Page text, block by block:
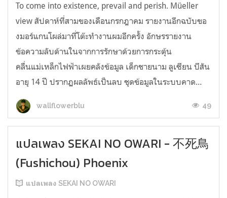
To come into existence, prevail and perish. Müeller
view สัปดาห์ที่สามของเดือนกรกฎาคม รายงานอีกฉบับขอ
งมอร์แกนโผล่มาที่โต๊ะทำงานผมอีกครั้ง อักษรรายงาน
ข้อความลับด้านในจากการรักษาด้วยการกระตุ้น
คลื่นแม่เหล็กไฟฟ้าเผยคลังข้อมูล เด็กชายนาม ลูเซียน บีสัน
อายุ 14 ปี ปรากฏผลลัพธ์เป็นลบ ชุดข้อมูลในระบบคาด...
wallflowerblu 49
แปลเพลง SEKAI NO OWARI - 不死鳥
(Fushichou) Phoenix
แปลเพลง SEKAI NO OWARI